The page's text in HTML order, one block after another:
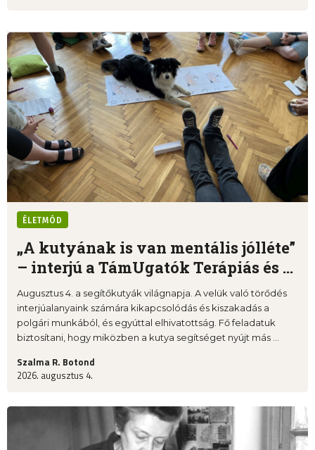
ÉLETMÓD
„A kutyának is van mentális jólléte”
– interjú a TámUgatók Terápiás és ...
Augusztus 4. a segítőkutyák világnapja. A velük való törődés
interjúalanyaink számára kikapcsolódás és kiszakadás a
polgári munkából, és egyúttal elhivatottság. Fő feladatuk
biztosítani, hogy miközben a kutya segítséget nyújt más ...
Szalma R. Botond
2026. augusztus 4.